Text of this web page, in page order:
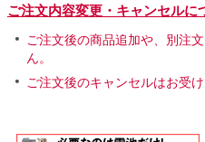
ご注文内容変更・キャンセルに
ご注文後の商品追加や、別注
ん。
ご注文後のキャンセルはお受